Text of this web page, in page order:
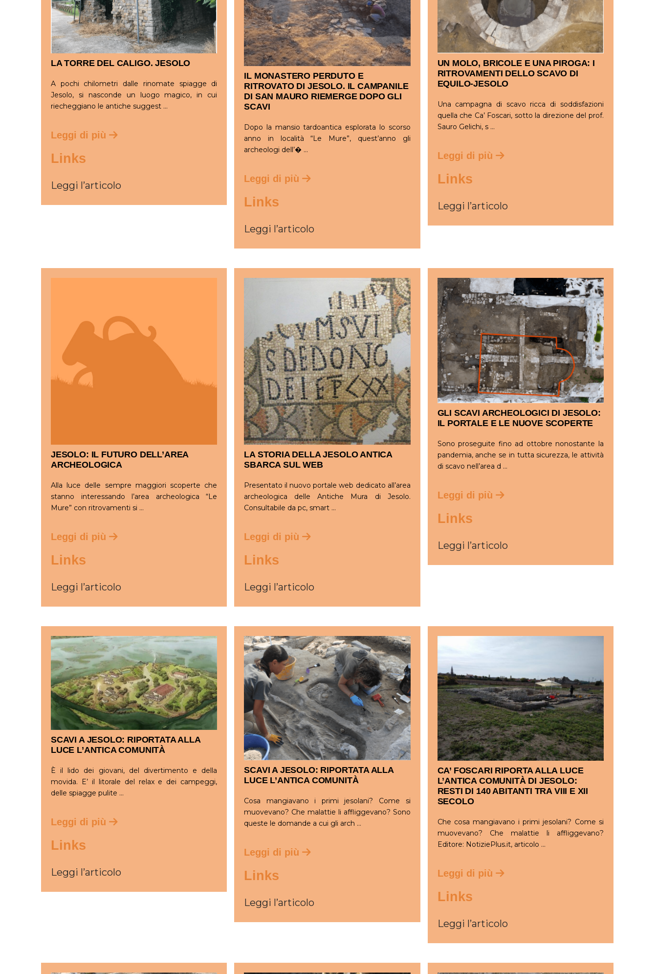
LA TORRE DEL CALIGO. JESOLO
A pochi chilometri dalle rinomate spiagge di
Jesolo, si nasconde un luogo magico, in cui
riecheggiano le antiche suggest ...
Leggi di più
Links
Leggi l’articolo
IL MONASTERO PERDUTO E
RITROVATO DI JESOLO. IL CAMPANILE
DI SAN MAURO RIEMERGE DOPO GLI
SCAVI
Dopo la mansio tardoantica esplorata lo scorso
anno in località “Le Mure”, quest’anno gli
archeologi dell’� ...
Leggi di più
Links
Leggi l’articolo
UN MOLO, BRICOLE E UNA PIROGA: I
RITROVAMENTI DELLO SCAVO DI
EQUILO-JESOLO
Una campagna di scavo ricca di soddisfazioni
quella che Ca’ Foscari, sotto la direzione del prof.
Sauro Gelichi, s ...
Leggi di più
Links
Leggi l’articolo
JESOLO: IL FUTURO DELL’AREA
ARCHEOLOGICA
Alla luce delle sempre maggiori scoperte che
stanno interessando l’area archeologica “Le
Mure” con ritrovamenti si ...
Leggi di più
Links
Leggi l’articolo
LA STORIA DELLA JESOLO ANTICA
SBARCA SUL WEB
Presentato il nuovo portale web dedicato all’area
archeologica delle Antiche Mura di Jesolo.
Consultabile da pc, smart ...
Leggi di più
Links
Leggi l’articolo
GLI SCAVI ARCHEOLOGICI DI JESOLO:
IL PORTALE E LE NUOVE SCOPERTE
Sono proseguite fino ad ottobre nonostante la
pandemia, anche se in tutta sicurezza, le attività
di scavo nell’area d ...
Leggi di più
Links
Leggi l’articolo
SCAVI A JESOLO: RIPORTATA ALLA
LUCE L’ANTICA COMUNITÀ
È il lido dei giovani, del divertimento e della
movida. E’ il litorale del relax e dei campeggi,
delle spiagge pulite ...
Leggi di più
Links
Leggi l’articolo
SCAVI A JESOLO: RIPORTATA ALLA
LUCE L’ANTICA COMUNITÀ
Cosa mangiavano i primi jesolani? Come si
muovevano? Che malattie li affliggevano? Sono
queste le domande a cui gli arch ...
Leggi di più
Links
Leggi l’articolo
CA’ FOSCARI RIPORTA ALLA LUCE
L’ANTICA COMUNITÀ DI JESOLO:
RESTI DI 140 ABITANTI TRA VIII E XII
SECOLO
Che cosa mangiavano i primi jesolani? Come si
muovevano? Che malattie li affliggevano?
Editore: NotiziePlus.it, articolo ...
Leggi di più
Links
Leggi l’articolo